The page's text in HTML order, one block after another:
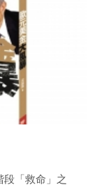
「救命」之